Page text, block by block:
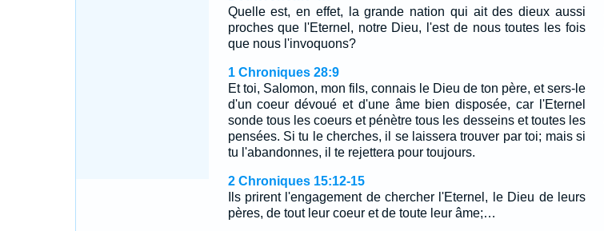
Quelle est, en effet, la grande nation qui ait des dieux aussi
proches que l'Eternel, notre Dieu, l'est de nous toutes les fois
que nous l'invoquons?
1 Chroniques 28:9
Et toi, Salomon, mon fils, connais le Dieu de ton père, et sers-le
d'un coeur dévoué et d'une âme bien disposée, car l'Eternel
sonde tous les coeurs et pénètre tous les desseins et toutes les
pensées. Si tu le cherches, il se laissera trouver par toi; mais si
tu l'abandonnes, il te rejettera pour toujours.
2 Chroniques 15:12-15
Ils prirent l'engagement de chercher l'Eternel, le Dieu de leurs
pères, de tout leur coeur et de toute leur âme;…